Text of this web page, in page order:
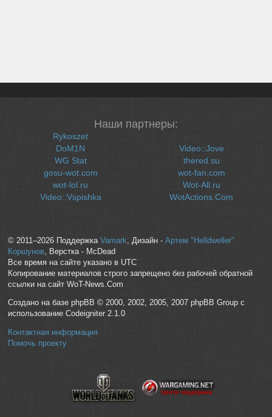
Наши партнеры:
Rykoszet
DoM1N
WG Stat
gosu-wot.com
wot-lol.ru
Video::Vspishka
Video::Jove
thered.su
wot-fan.com
Wot-All.ru
WotActions.Com
© 2011–2026 Поддержка Vamark, Дизайн - Артем "Helldweller"
Коршунов, Верстка - McDead
Все время на сайте указано в UTC
Копирование материалов строго запрещено без рабочей обратной
ссылки на сайт WoT-News.Com
Создано на базе phpBB © 2000, 2002, 2005, 2007 phpBB Group с
использование Codeigniter 2.1.0
Контактная информация
Помочь проекту